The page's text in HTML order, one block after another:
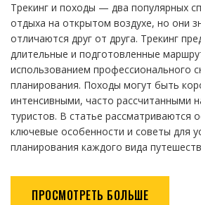
Трекинг и походы — два популярных
отдыха на открытом воздухе, но они
отличаются друг от друга. Трекинг
длительные и подготовленные
использованием профессионального
планирования. Походы могут быть
интенсивными, часто рассчитанными
туристов. В статье рассматриваются
ключевые особенности и советы для
планирования каждого вида
ПРОСМОТРЕТЬ БОЛЬШЕ